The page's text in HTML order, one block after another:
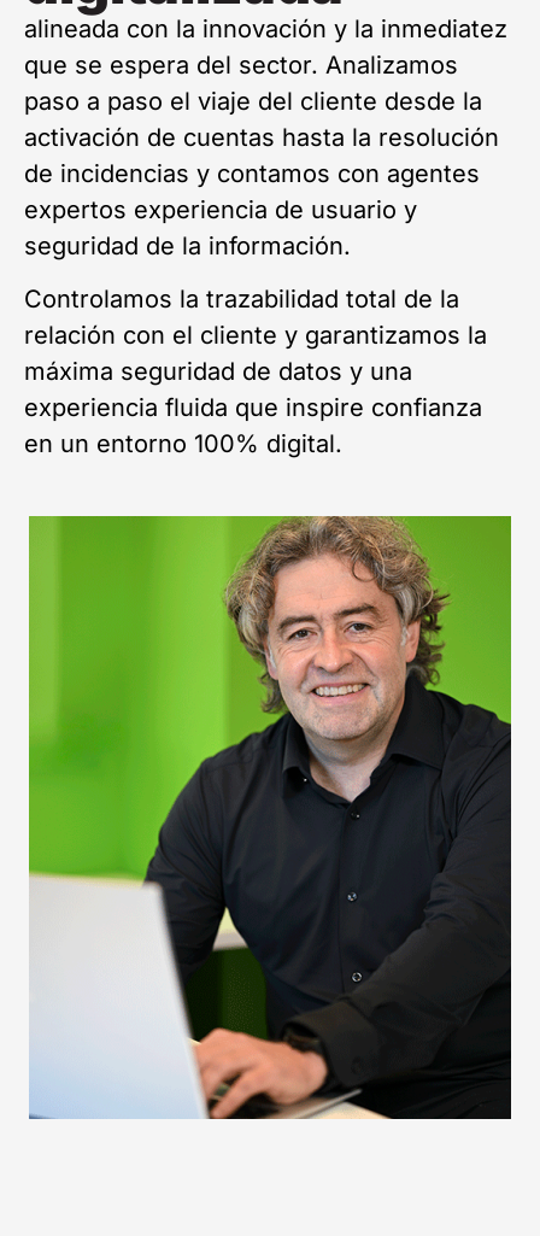
alineada con la innovación y la inmediatez
que se espera del sector. Analizamos
paso a paso el viaje del cliente desde la
activación de cuentas hasta la resolución
de incidencias y contamos con agentes
expertos experiencia de usuario y
seguridad de la información.
Controlamos la trazabilidad total de la
relación con el cliente y garantizamos la
máxima seguridad de datos y una
experiencia fluida que inspire confianza
en un entorno 100% digital.